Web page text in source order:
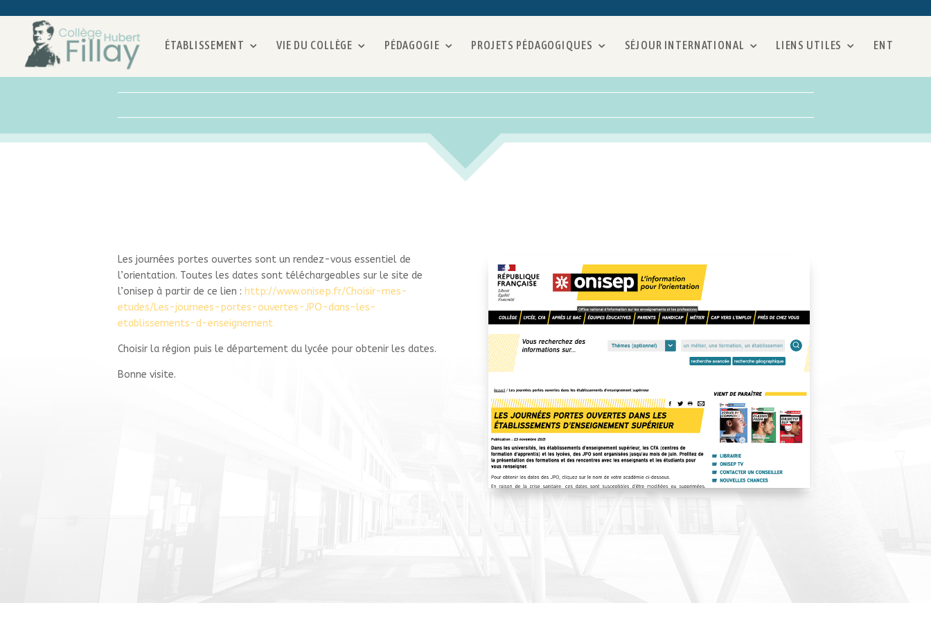
ÉTABLISSEMENT VIE DU COLLÈGE PÉDAGOGIE PROJETS PÉDAGOGIQUES SÉJOUR INTERNATIONAL LIENS UTILES ENT
Les journées portes ouvertes sont un rendez-vous essentiel de
l’orientation. Toutes les dates sont téléchargeables sur le site de
l’onisep à partir de ce lien : http://www.onisep.fr/Choisir-mes-
etudes/Les-journees-portes-ouvertes-JPO-dans-les-
etablissements-d-enseignement
Choisir la région puis le département du lycée pour obtenir les dates.
Bonne visite.